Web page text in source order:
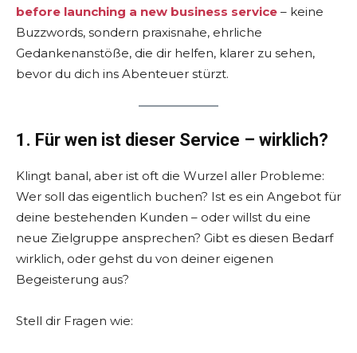
before launching a new business service – keine
Buzzwords, sondern praxisnahe, ehrliche
Gedankenanstöße, die dir helfen, klarer zu sehen,
bevor du dich ins Abenteuer stürzt.
1. Für wen ist dieser Service – wirklich?
Klingt banal, aber ist oft die Wurzel aller Probleme:
Wer soll das eigentlich buchen? Ist es ein Angebot für
deine bestehenden Kunden – oder willst du eine
neue Zielgruppe ansprechen? Gibt es diesen Bedarf
wirklich, oder gehst du von deiner eigenen
Begeisterung aus?
Stell dir Fragen wie: